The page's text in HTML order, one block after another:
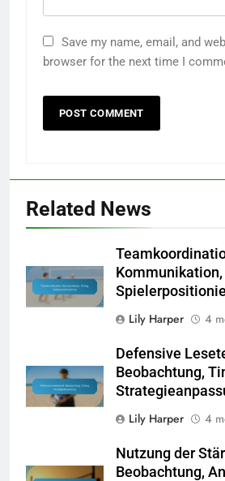
Save my name, email, and
browser for the next time I
Related News
Lily Harper
4
Defensive
Beobachtung,
Lily Harper
4
Nutzung der
Beobachtung,